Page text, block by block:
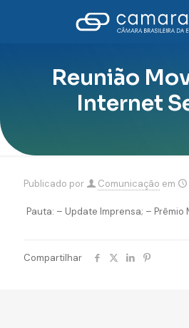
Reunião
Internet
Publicado por Comunicação em
Pauta: – Update Imprensa; – Prêmio
Compartilhar